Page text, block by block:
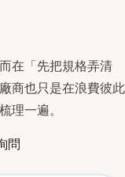
在「先把規格弄清
商也只是在浪費彼此
理一遍。
問